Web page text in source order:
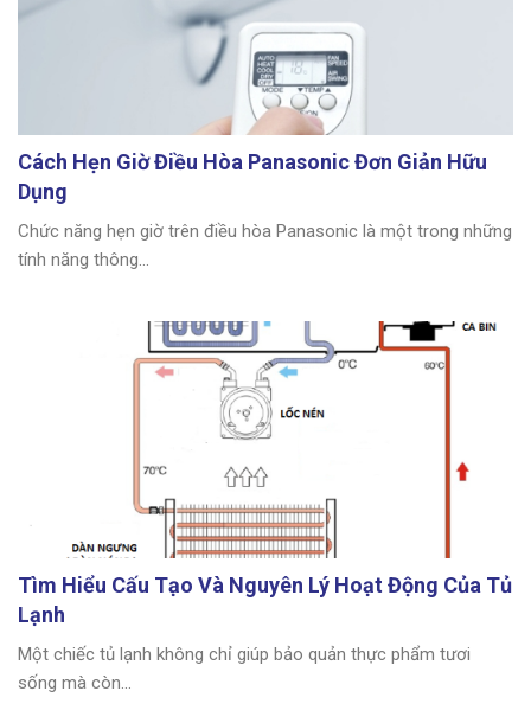
Cách Hẹn Giờ Điều Hòa Panasonic Đơn Giản Hữu
Dụng
Chức năng hẹn giờ trên điều hòa Panasonic là một trong những
tính năng thông...
Tìm Hiểu Cấu Tạo Và Nguyên Lý Hoạt Động Của Tủ
Lạnh
Một chiếc tủ lạnh không chỉ giúp bảo quản thực phẩm tươi
sống mà còn...